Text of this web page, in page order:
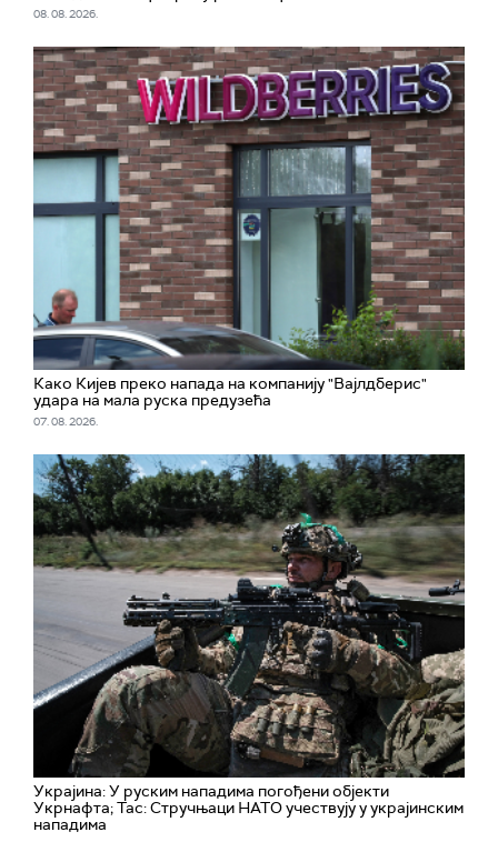
08. 08. 2026.
Како Кијев преко напада на компанију "Вајлдберис"
удара на мала руска предузећа
07. 08. 2026.
Украјина: У руским нападима погођени објекти
Укрнафта; Тас: Стручњаци НАТО учествују у украјинским
нападима